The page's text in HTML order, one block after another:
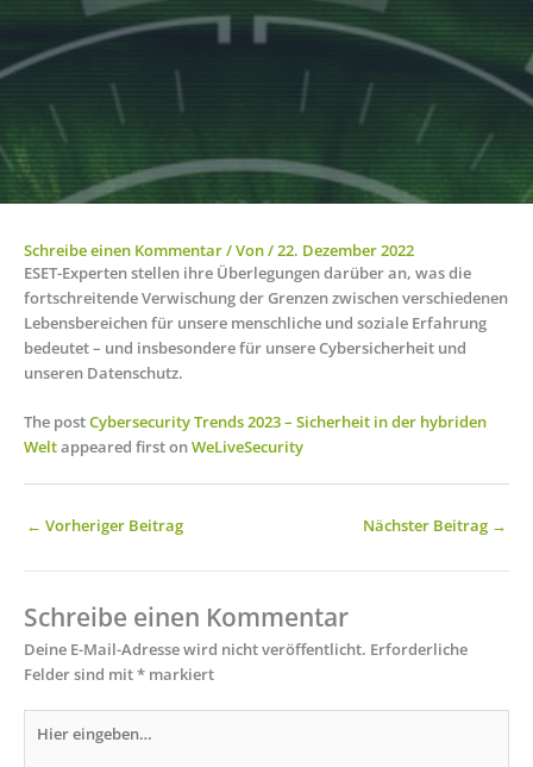
Schreibe einen Kommentar/ Von/22. Dezember 2022
ESET-Experten stellen ihre Überlegungen darüber an, was die
fortschreitende Verwischung der Grenzen zwischen verschiedenen
Lebensbereichen für unsere menschliche und soziale Erfahrung
bedeutet – und insbesondere für unsere Cybersicherheit und
unseren Datenschutz.
The postCybersecurity Trends 2023 – Sicherheit in der hybriden
Weltappeared first onWeLiveSecurity
← Vorheriger Beitrag Nächster Beitrag →
Schreibe einen Kommentar
Deine E-Mail-Adresse wird nicht veröffentlicht. Erforderliche
Felder sind mit* markiert
eingeben…